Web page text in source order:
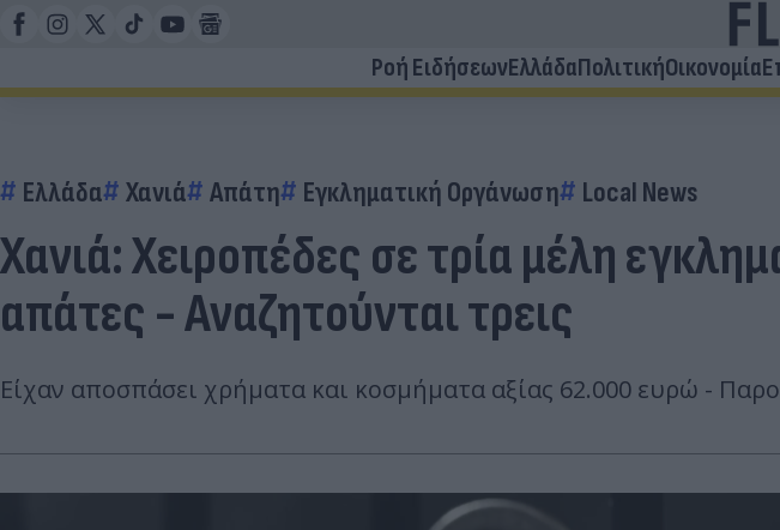
Ροή ΕιδήσεωνΕλλάδαΠολιτικήΟικονομία
Ελλάδα Χανιά Απάτη Εγκληματική Οργάνωση Local News
Χανιά: Χειροπέδες σε τρία μέλη
απάτες - Αναζητούνται τρεις
Είχαν αποσπάσει χρήματα και κοσμήματα αξίας 62.000 ευρώ -